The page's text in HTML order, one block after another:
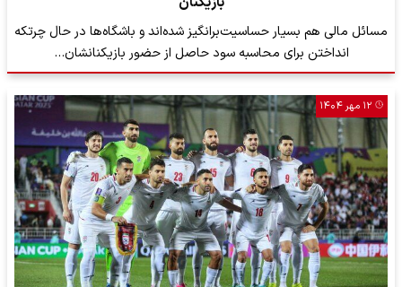
مسائل مالی هم بسیار حساسیت‌برانگیز شده‌اند و باشگاه‌ها در حال چرتکه
انداختن برای محاسبه سود حاصل از حضور بازیکنانشان…
۱۲ مهر ۱۴۰۴